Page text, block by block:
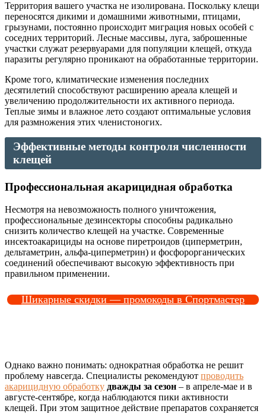
Территория вашего участка не изолирована. Поскольку клещи
переносятся дикими и домашними животными, птицами,
грызунами, постоянно происходит миграция новых особей с
соседних территорий. Лесные массивы, луга, заброшенные
участки служат резервуарами для популяции клещей, откуда
паразиты регулярно проникают на обработанные территории.
Кроме того, климатические изменения последних
десятилетий способствуют расширению ареала клещей и
увеличению продолжительности их активного периода.
Теплые зимы и влажное лето создают оптимальные условия
для размножения этих членистоногих.
Эффективные методы контроля численности
клещей
Профессиональная акарицидная обработка
Несмотря на невозможность полного уничтожения,
профессиональные дезинсекторы способны радикально
снизить количество клещей на участке. Современные
инсектоакарициды на основе пиретроидов (циперметрин,
дельтаметрин, альфа-циперметрин) и фосфорорганических
соединений обеспечивают высокую эффективность при
правильном применении.
Шикарные скидки — промокоды в Спортмастер
Однако важно понимать: однократная обработка не решит
проблему навсегда. Специалисты рекомендуют проводить
акарицидную обработку дважды за сезон – в апреле-мае и в
августе-сентябре, когда наблюдаются пики активности
клещей. При этом защитное действие препаратов сохраняется